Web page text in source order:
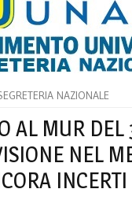
NAZIONALE
AL MUR DEL
NEL
INCERTI